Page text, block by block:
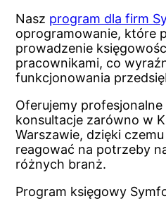
Nasz program dla firm
oprogramowanie, które
prowadzenie
pracownikami, co
funkcjonowania
Oferujemy
konsultacje zarówno w
Warszawie, dzięki
reagować na potrzeby
różnych branż.
Program księgowy